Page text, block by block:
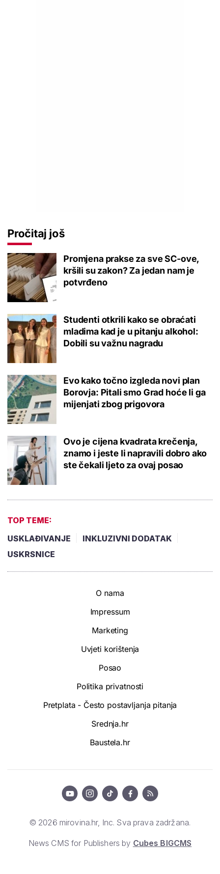
Pročitaj još
Promjena prakse za sve SC-ove,
kršili su zakon? Za jedan nam je
potvrđeno
Studenti otkrili kako se obraćati
mladima kad je u pitanju alkohol:
Dobili su važnu nagradu
Evo kako točno izgleda novi plan
Borovja: Pitali smo Grad hoće li ga
mijenjati zbog prigovora
Ovo je cijena kvadrata krečenja,
znamo i jeste li napravili dobro ako
ste čekali ljeto za ovaj posao
TOP TEME:
USKLAĐIVANJE
INKLUZIVNI DODATAK
USKRSNICE
O nama
Impressum
Marketing
Uvjeti korištenja
Posao
Politika privatnosti
Pretplata - Često postavljanja pitanja
Srednja.hr
Baustela.hr
© 2026 mirovina.hr, Inc. Sva prava zadržana.
News CMS for Publishers by Cubes BIGCMS